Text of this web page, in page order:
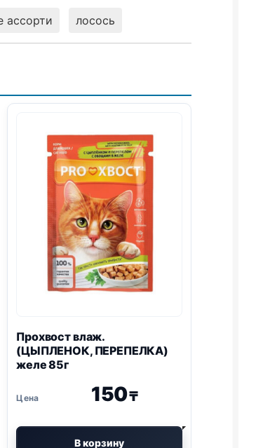
ассорти лосось
Прохвост влаж.
(ЦЫПЛЕНОК, ПЕРЕПЕЛКА)
желе 85г
150₸
В корзину